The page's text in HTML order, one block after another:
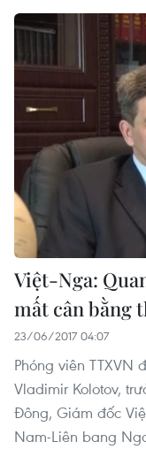
Việt-Nga:
mất cân bằng
23/06/2017 04:07
Phóng viên TTXVN
Vladimir Kolotov,
Đông, Giám đốc
Nam​-Liên bang